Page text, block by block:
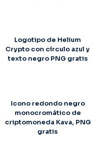
Logotipo de Helium
Crypto con círculo azul y
texto negro PNG gratis
Icono redondo negro
monocromático de
criptomoneda Kava, PNG
gratis